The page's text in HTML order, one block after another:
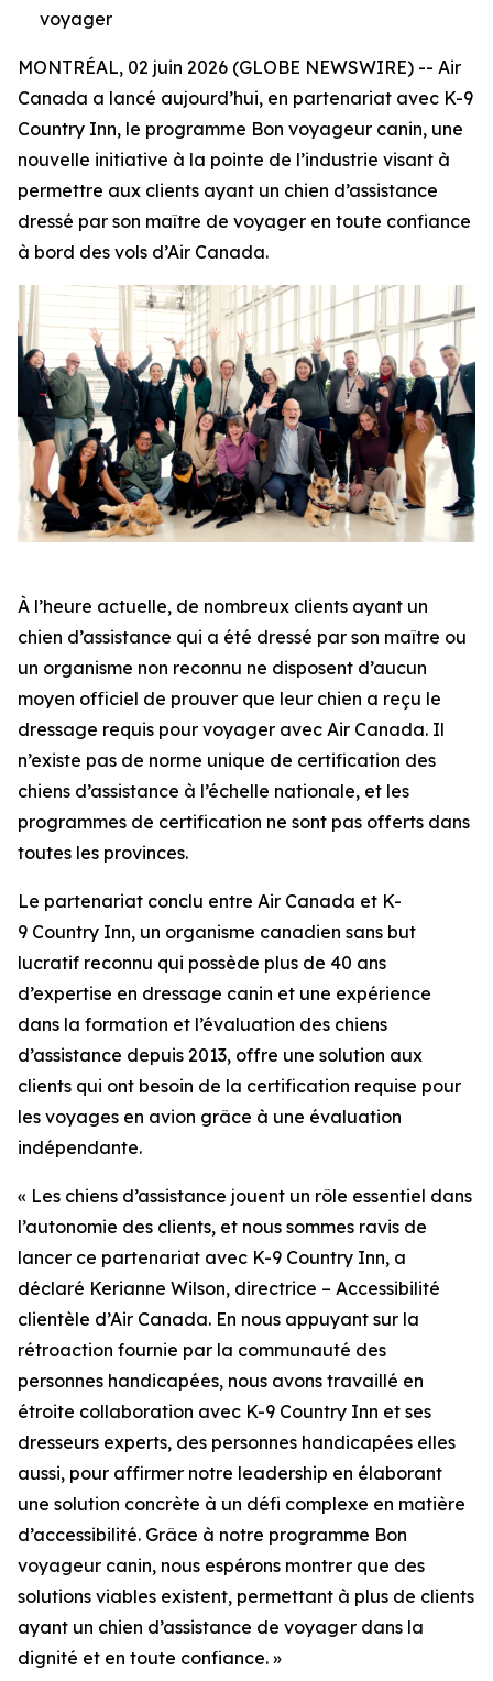
voyager
MONTRÉAL, 02 juin 2026 (GLOBE NEWSWIRE) -- Air
Canada a lancé aujourd’hui, en partenariat avec K-9
Country Inn, le programme Bon voyageur canin, une
nouvelle initiative à la pointe de l’industrie visant à
permettre aux clients ayant un chien d’assistance
dressé par son maître de voyager en toute confiance
à bord des vols d’Air Canada.
À l’heure actuelle, de nombreux clients ayant un
chien d’assistance qui a été dressé par son maître ou
un organisme non reconnu ne disposent d’aucun
moyen officiel de prouver que leur chien a reçu le
dressage requis pour voyager avec Air Canada. Il
n’existe pas de norme unique de certification des
chiens d’assistance à l’échelle nationale, et les
programmes de certification ne sont pas offerts dans
toutes les provinces.
Le partenariat conclu entre Air Canada et K-
9 Country Inn, un organisme canadien sans but
lucratif reconnu qui possède plus de 40 ans
d’expertise en dressage canin et une expérience
dans la formation et l’évaluation des chiens
d’assistance depuis 2013, offre une solution aux
clients qui ont besoin de la certification requise pour
les voyages en avion grâce à une évaluation
indépendante.
« Les chiens d’assistance jouent un rôle essentiel dans
l’autonomie des clients, et nous sommes ravis de
lancer ce partenariat avec K-9 Country Inn, a
déclaré Kerianne Wilson, directrice – Accessibilité
clientèle d’Air Canada. En nous appuyant sur la
rétroaction fournie par la communauté des
personnes handicapées, nous avons travaillé en
étroite collaboration avec K-9 Country Inn et ses
dresseurs experts, des personnes handicapées elles
aussi, pour affirmer notre leadership en élaborant
une solution concrète à un défi complexe en matière
d’accessibilité. Grâce à notre programme Bon
voyageur canin, nous espérons montrer que des
solutions viables existent, permettant à plus de clients
ayant un chien d’assistance de voyager dans la
dignité et en toute confiance. »